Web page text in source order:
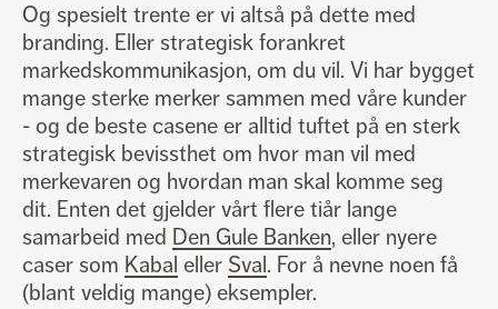
Og spesielt trente er vi altså på dette med
branding. Eller strategisk forankret
markedskommunikasjon, om du vil. Vi har bygget
mange sterke merker sammen med våre kunder
- og de beste casene er alltid tuftet på en sterk
strategisk bevissthet om hvor man vil med
merkevaren og hvordan man skal komme seg
dit. Enten det gjelder vårt flere tiår lange
samarbeid med Den Gule Banken, eller nyere
caser som Kabal eller Sval. For å nevne noen få
(blant veldig mange) eksempler.